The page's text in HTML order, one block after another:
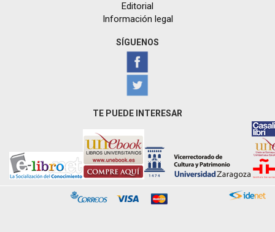
Editorial
Información legal
SÍGUENOS
TE PUEDE INTERESAR